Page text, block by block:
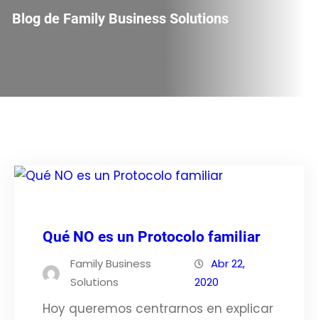
Blog de Family Business Solutions
Qué NO es un Protocolo familiar
Family Business
Solutions
Abr 22,
2020
Hoy queremos centrarnos en explicar